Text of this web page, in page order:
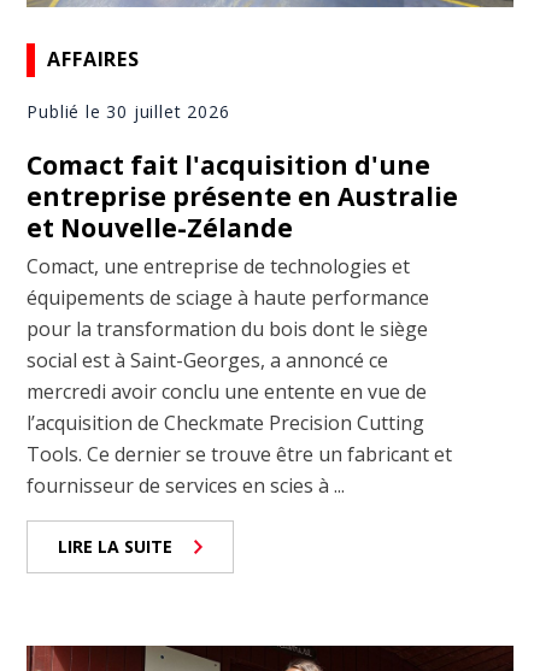
AFFAIRES
Publié le 30 juillet 2026
Comact fait l'acquisition d'une
entreprise présente en Australie
et Nouvelle-Zélande
Comact, une entreprise de technologies et
équipements de sciage à haute performance
pour la transformation du bois dont le siège
social est à Saint-Georges, a annoncé ce
mercredi avoir conclu une entente en vue de
l’acquisition de Checkmate Precision Cutting
Tools. Ce dernier se trouve être un fabricant et
fournisseur de services en scies à ...
LIRE LA SUITE